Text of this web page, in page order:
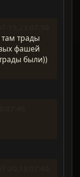
трады
фашей
были))